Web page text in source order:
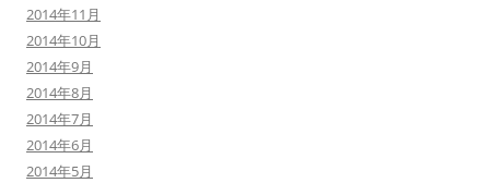
2014年11月
2014年10月
2014年9月
2014年8月
2014年7月
2014年6月
2014年5月